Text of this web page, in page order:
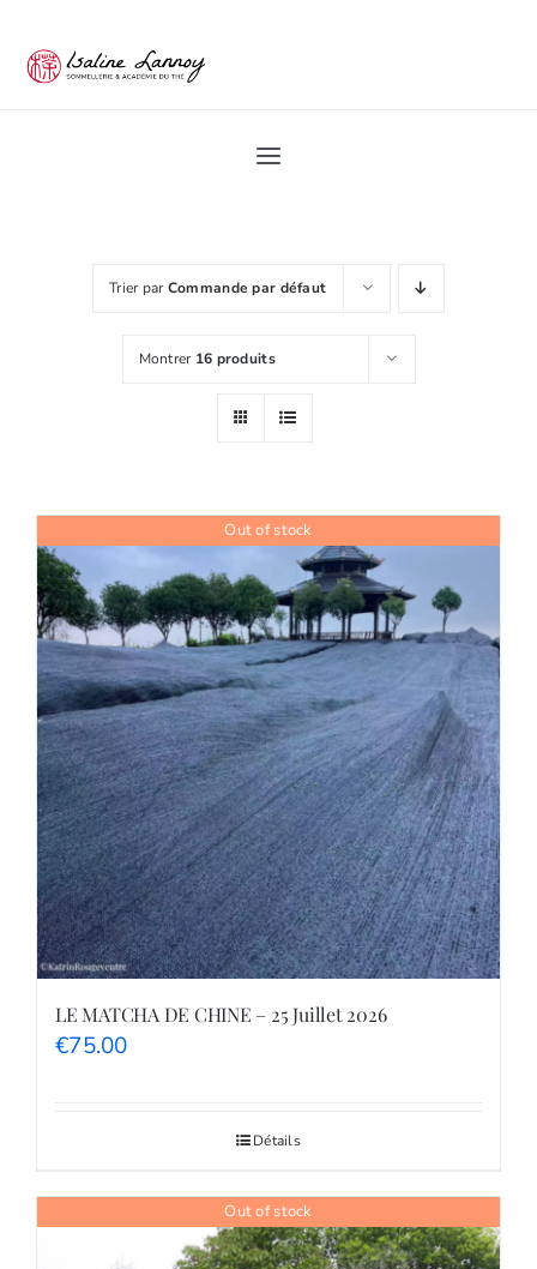
Toggle
Académie du Thé
Shop
Tea Blog
Trier parCommande par défaut
Montrer 16 produits
Out of stock
LE MATCHA DE CHINE – 25 Juillet 2026
€75.00
Détails
Out of stock